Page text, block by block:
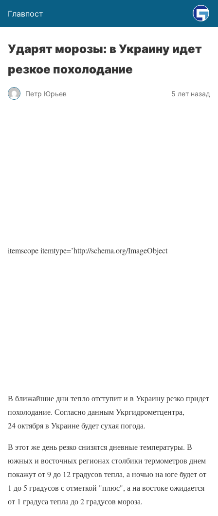
Главпост
Ударят морозы: в Украину идет
резкое похолодание
Петр Юрьев 5 лет назад
itemscope itemtype=’http://schema.org/ImageObject
В ближайшие дни тепло отступит и в Украину резко придет
похолодание. Согласно данным Укргидрометцентра,
24 октября в Украине будет сухая погода.
В этот же день резко снизятся дневные температуры. В
южных и восточных регионах столбики термометров днем
покажут от 9 до 12 градусов тепла, а ночью на юге будет от
1 до 5 градусов с отметкой "плюс", а на востоке ожидается
от 1 градуса тепла до 2 градусов мороза.